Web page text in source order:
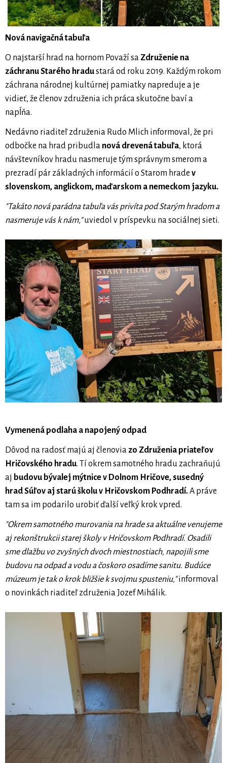
Nová navigačná tabuľa
O najstarší hrad na hornom Považí sa Združenie na
záchranu Starého hradustará od roku 2019. Každým rokom
záchrana národnej kultúrnej pamiatky napreduje a je
vidieť, že členov združenia ich práca skutočne baví a
napĺňa.
Nedávno riaditeľ združenia Rudo Mlich informoval, že pri
odbočke na hrad pribudla nová drevená tabuľa, ktorá
návštevníkov hradu nasmeruje tým správnym smerom a
prezradí pár základných informácií o Starom hrade v
slovenskom, anglickom, maďarskom a nemeckom jazyku.
"Takáto nová parádna tabuľa vás privíta pod Starým hradom a
nasmeruje vás k nám,"uviedol v príspevku na sociálnej sieti.
Vymenená podlaha a napojený odpad
Dôvod na radosť majú aj členovia zo Združenia priateľov
Hričovského hradu. Tí okrem samotného hradu zachraňujú
aj budovu bývalej mýtnice v Dolnom Hričove, susedný
hrad Súľov aj starú školu v Hričovskom Podhradí.A práve
tam sa im podarilo urobiť ďalší veľký krok vpred.
"Okrem samotného murovania na hrade sa aktuálne venujeme
aj rekonštrukcii starej školy v Hričovskom Podhradí. Osadili
sme dlažbu vo zvyšných dvoch miestnostiach, napojili sme
budovu na odpad a vodu a čoskoro osadíme sanitu. Budúce
múzeum je tak o krok bližšie k svojmu spusteniu,"informoval
o novinkách riaditeľ združenia Jozef Mihálik.